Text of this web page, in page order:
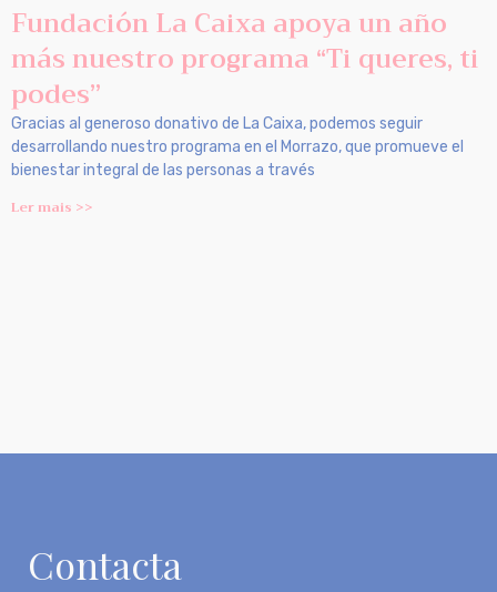
Fundación La Caixa apoya un año
más nuestro programa “Ti queres, ti
podes”
Gracias al generoso donativo de La Caixa, podemos seguir
desarrollando nuestro programa en el Morrazo, que promueve el
bienestar integral de las personas a través
Ler mais >>
Contacta